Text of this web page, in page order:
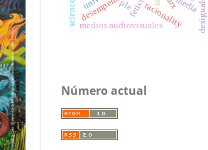
racionalitymedia
medios audiovisuales
ple
Número actual